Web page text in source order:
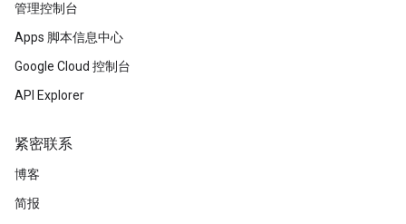
管理控制台
Apps 脚本信息中心
Google Cloud 控制台
API Explorer
紧密联系
博客
简报